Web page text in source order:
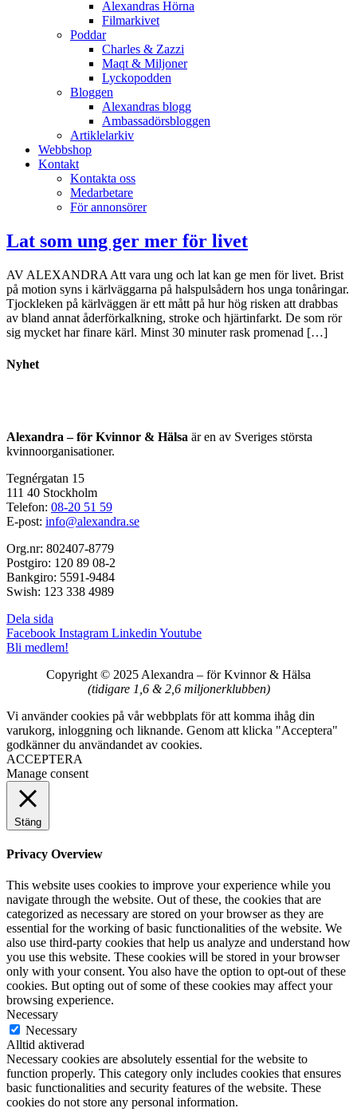
Alexandras Hörna
Filmarkivet
Poddar
Charles & Zazzi
Maqt & Miljoner
Lyckopodden
Bloggen
Alexandras blogg
Ambassadörsbloggen
Artiklelarkiv
Webbshop
Kontakt
Kontakta oss
Medarbetare
För annonsörer
Lat som ung ger mer för livet
AV ALEXANDRA Att vara ung och lat kan ge men för livet. Brist
på motion syns i kärlväggarna på halspulsådern hos unga tonåringar.
Tjockleken på kärlväggen är ett mått på hur hög risken att drabbas
av bland annat åderförkalkning, stroke och hjärtinfarkt. De som rör
sig mycket har finare kärl. Minst 30 minuter rask promenad […]
Nyhet
Alexandra – för Kvinnor & Hälsa är en av Sveriges största
kvinnoorganisationer.
Tegnérgatan 15
111 40 Stockholm
Telefon: 08-20 51 59
E-post: info@alexandra.se
Org.nr: 802407-8779
Postgiro: 120 89 08-2
Bankgiro: 5591-9484
Swish: 123 338 4989
Dela sida
Facebook Instagram Linkedin Youtube
Bli medlem!
Copyright © 2025 Alexandra – för Kvinnor & Hälsa
(tidigare 1,6 & 2,6 miljonerklubben)
Vi använder cookies på vår webbplats för att komma ihåg din
varukorg, inloggning och liknande. Genom att klicka "Acceptera"
godkänner du användandet av cookies.
ACCEPTERA
Manage consent
Stäng
Privacy Overview
This website uses cookies to improve your experience while you
navigate through the website. Out of these, the cookies that are
categorized as necessary are stored on your browser as they are
essential for the working of basic functionalities of the website. We
also use third-party cookies that help us analyze and understand how
you use this website. These cookies will be stored in your browser
only with your consent. You also have the option to opt-out of these
cookies. But opting out of some of these cookies may affect your
browsing experience.
Necessary
Necessary
Alltid aktiverad
Necessary cookies are absolutely essential for the website to
function properly. This category only includes cookies that ensures
basic functionalities and security features of the website. These
cookies do not store any personal information.